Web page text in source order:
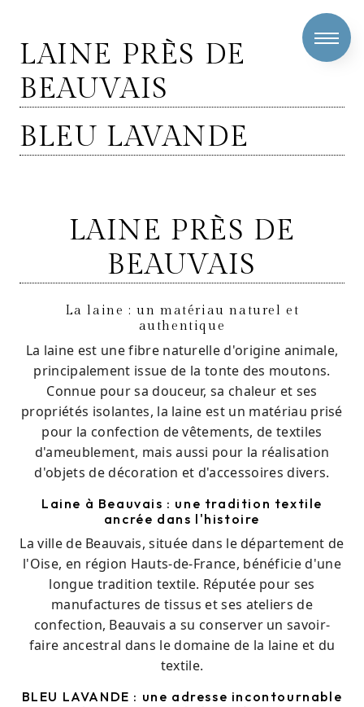
LAINE PRÈS DE
BEAUVAIS
BLEU LAVANDE
LAINE PRÈS DE
BEAUVAIS
La laine : un matériau naturel et
authentique
La laine est une fibre naturelle d'origine animale,
principalement issue de la tonte des moutons.
Connue pour sa douceur, sa chaleur et ses
propriétés isolantes, la laine est un matériau prisé
pour la confection de vêtements, de textiles
d'ameublement, mais aussi pour la réalisation
d'objets de décoration et d'accessoires divers.
Laine à Beauvais : une tradition textile
ancrée dans l'histoire
La ville de Beauvais, située dans le département de
l'Oise, en région Hauts-de-France, bénéficie d'une
longue tradition textile. Réputée pour ses
manufactures de tissus et ses ateliers de
confection, Beauvais a su conserver un savoir-
faire ancestral dans le domaine de la laine et du
textile.
BLEU LAVANDE : une adresse incontournable